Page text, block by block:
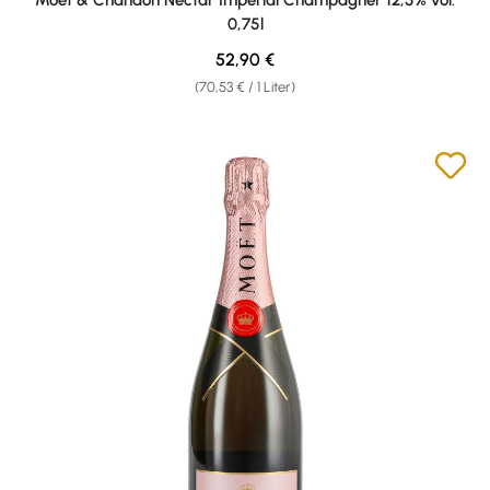
0,75l
(70,53 € / 1 Liter)
Regulärer Preis:
52,90 €